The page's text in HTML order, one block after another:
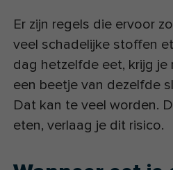
Er zijn regels die ervoor
veel schadelijke stoffen
dag hetzelfde eet, krijg je
een beetje van dezelfde
Dat kan te veel worden.
eten, verlaag je dit risico.